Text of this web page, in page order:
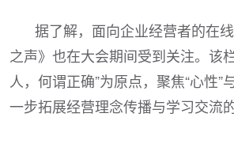
据了解，面向企业经营者的在
之声》也在大会期间受到关注。该
人，何谓正确”为原点，聚焦“心性”
一步拓展经营理念传播与学习交流